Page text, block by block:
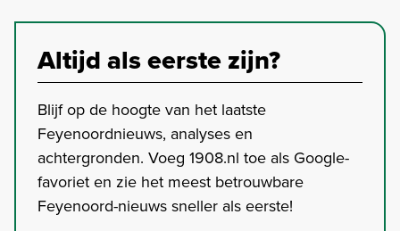
Altijd als eerste zijn?
Blijf op de hoogte van het laatste
Feyenoordnieuws, analyses en
achtergronden. Voeg 1908.nl toe als Google-
favoriet en zie het meest betrouwbare
Feyenoord-nieuws sneller als eerste!